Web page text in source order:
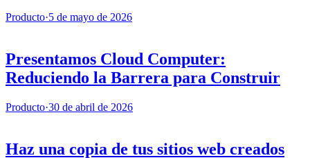
Producto·5 de mayo de 2026
Presentamos Cloud Computer:
Reduciendo la Barrera para Construir
Producto·30 de abril de 2026
Haz una copia de tus sitios web creados